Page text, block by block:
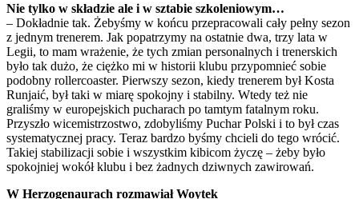
Nie tylko w składzie ale i w sztabie szkoleniowym…
– Dokładnie tak. Żebyśmy w końcu przepracowali cały pełny sezon
z jednym trenerem. Jak popatrzymy na ostatnie dwa, trzy lata w
Legii, to mam wrażenie, że tych zmian personalnych i trenerskich
było tak dużo, że ciężko mi w historii klubu przypomnieć sobie
podobny rollercoaster. Pierwszy sezon, kiedy trenerem był Kosta
Runjaić, był taki w miarę spokojny i stabilny. Wtedy też nie
graliśmy w europejskich pucharach po tamtym fatalnym roku.
Przyszło wicemistrzostwo, zdobyliśmy Puchar Polski i to był czas
systematycznej pracy. Teraz bardzo byśmy chcieli do tego wrócić.
Takiej stabilizacji sobie i wszystkim kibicom życzę – żeby było
spokojniej wokół klubu i bez żadnych dziwnych zawirowań.
W Herzogenaurach rozmawiał Woytek